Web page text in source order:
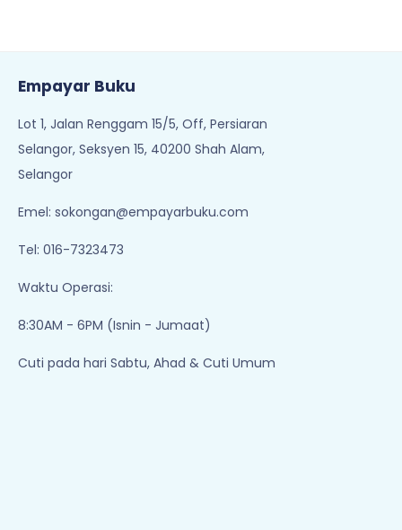
Empayar Buku
Lot 1, Jalan Renggam 15/5, Off, Persiaran
Selangor, Seksyen 15, 40200 Shah Alam,
Selangor
Emel: sokongan@empayarbuku.com
Tel: 016-7323473
Waktu Operasi:
8:30AM - 6PM (Isnin - Jumaat)
Cuti pada hari Sabtu, Ahad & Cuti Umum